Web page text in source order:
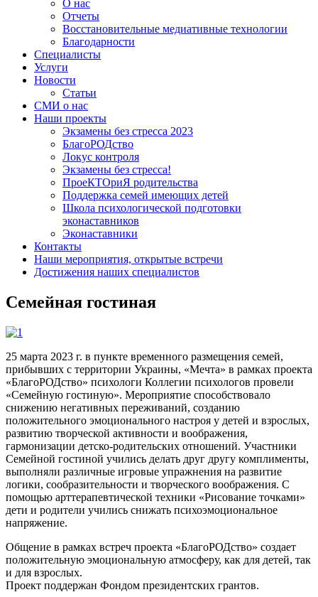
О нас
Отчеты
Восстановительные медиативные технологии
Благодарности
Специалисты
Услуги
Новости
Статьи
СМИ о нас
Наши проекты
Экзамены без стресса 2023
БлагоРОДство
Локус контроля
Экзамены без стресса!
ПроеКТОриЯ родительства
Поддержка семей имеющих детей
Школа психологической подготовки
эконаставников
Эконаставники
Контакты
Наши мероприятия, открытые встречи
Достижения наших специалистов
Семейная гостиная
25 марта 2023 г. в пункте временного размещения семей,
прибывших с территории Украины, «Мечта» в рамках проекта
«БлагоРОДство» психологи Коллегии психологов провели
«Семейную гостиную». Мероприятие способствовало
снижению негативных переживаний, созданию
положительного эмоционального настроя у детей и взрослых,
развитию творческой активности и воображения,
гармонизации детско-родительских отношений. Участники
Семейной гостиной учились делать друг другу комплименты,
выполняли различные игровые упражнения на развитие
логики, сообразительности и творческого воображения. С
помощью арттерапевтической техники «Рисование точками»
дети и родители учились снижать психоэмоциональное
напряжение.
Общение в рамках встреч проекта «БлагоРОДство» создает
положительную эмоциональную атмосферу, как для детей, так
и для взрослых.
Проект поддержан Фондом президентских грантов.